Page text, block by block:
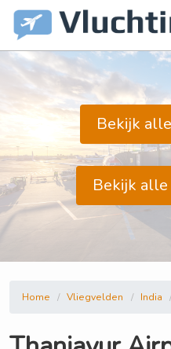
Bekijk
Bekijk
Home Vliegvelden India